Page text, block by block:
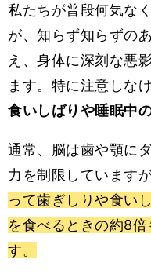
私たちが普段何気な
が、知らず知らずの
え、身体に深刻な悪
ます。特に注意しな
食いしばりや睡眠中
通常、脳は歯や顎に
力を制限しています
って歯ぎしりや食い
を食べるときの約8
す。